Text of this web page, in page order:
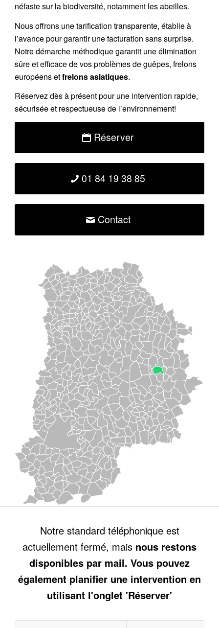
néfaste sur la biodiversité, notamment les abeilles.
Nous offrons unetarification transparente, établie à
l’avance pour garantir une facturation sans surprise.
Notre démarche méthodique garantit une élimination
sûre et efficace de vos problèmes de guêpes, frelons
européens etfrelons asiatiques.
Réservezdès à présent pour une intervention rapide,
sécurisée et respectueuse de l’environnement!
Réserver
01 84 19 38 85
Contact
Notre standard téléphonique est
actuellement fermé, mais nous restons
disponibles par mail. Vous pouvez
également planifier une intervention en
utilisant l'onglet 'Réserver'